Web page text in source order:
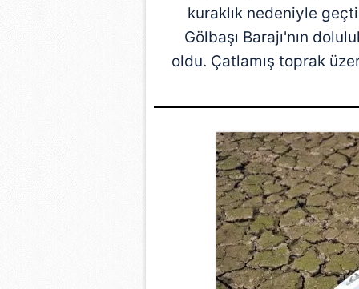
kuraklık nedeniyle
Gölbaşı Barajı'nın
oldu. Çatlamış toprak